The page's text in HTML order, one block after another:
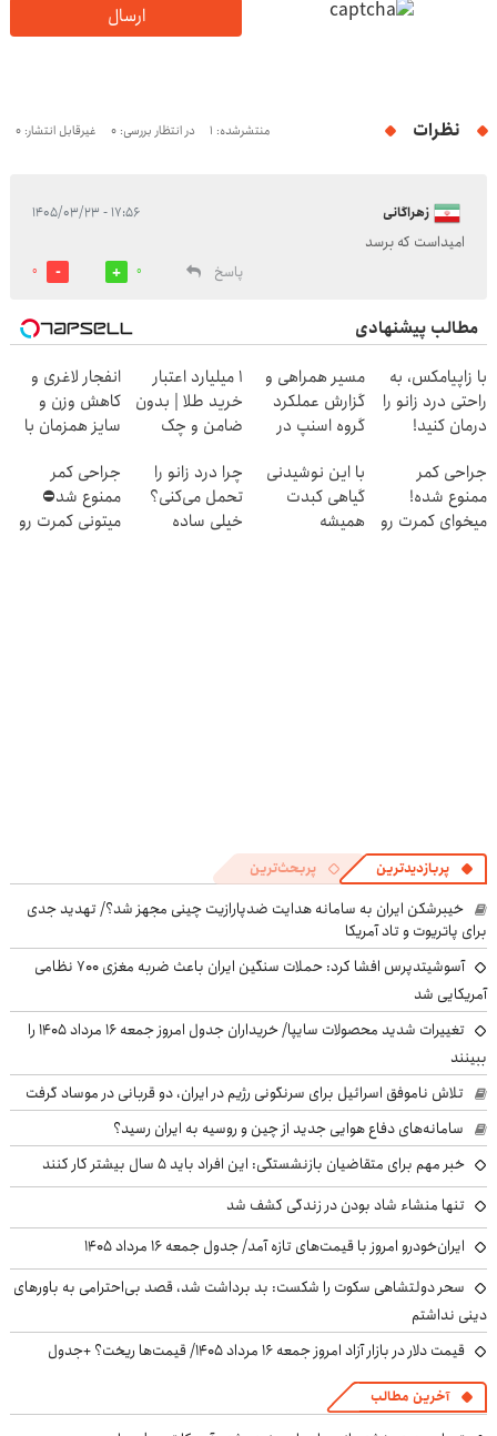
ارسال
نظرات منتشرشده: 1 در انتظار بررسی: 0 غیرقابل انتشار: 0
زهراگانی ۱۷:۵۶ - ۱۴۰۵/۰۳/۲۳
امیداست که برسد
پاسخ
0
0
مطالب پیشنهادی
با زاپیامکس، به
راحتی درد زانو را
درمان کنید!
مسیر همراهی و
گزارش عملکرد
گروه اسنپ در
۱ میلیارد اعتبار
خرید طلا | بدون
ضامن و چک
انفجار لاغری و
کاهش وزن و
سایز همزمان با
جراحی کمر
ممنوع شده!
میخوای کمرت رو
با این نوشیدنی
گیاهی کبدت
همیشه
چرا درد زانو را
تحمل می‌کنی؟
خیلی ساده
جراحی کمر
ممنوع شد⛔
میتونی کمرت رو
پربازدیدترین پربحث‌ترین
خیبرشکن ایران به سامانه هدایت ضدپارازیت چینی مجهز شد؟/ تهدید جدی
برای پاتریوت و تاد آمریکا
آسوشیتدپرس افشا کرد: حملات سنگین ایران باعث ضربه مغزی ۷۰۰ نظامی
آمریکایی شد
تغییرات شدید محصولات سایپا/ خریداران جدول امروز جمعه ۱۶ مرداد ۱۴۰۵ را
ببینند
تلاش ناموفق اسرائیل برای سرنگونی رژیم در ایران، دو قربانی در موساد گرفت
سامانه‌های دفاع هوایی جدید از چین و روسیه به ایران رسید؟
خبر مهم برای متقاضیان بازنشستگی: این افراد باید ۵ سال بیشتر کار کنند
تنها منشاء شاد بودن در زندگی کشف شد
ایران‌خودرو امروز با قیمت‌های تازه آمد/ جدول جمعه ۱۶ مرداد ۱۴۰۵
سحر دولتشاهی سکوت را شکست: بد برداشت شد، قصد بی‌احترامی به باورهای
دینی نداشتم
قیمت دلار در بازار آزاد امروز جمعه ۱۶ مرداد ۱۴۰۵/ قیمت‌ها ریخت؟ +جدول
آخرین مطالب